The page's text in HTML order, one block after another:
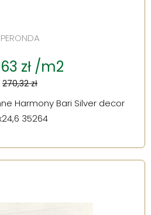
PERONDA
zł /m2
270,32 zł
Harmony Bari Silver decor
35264